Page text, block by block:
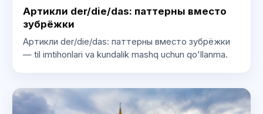
Артикли der/die/das: паттерны вместо
зубрёжки
Артикли der/die/das: паттерны вместо зубрёжки
— til imtihonlari va kundalik mashq uchun qo'llanma.